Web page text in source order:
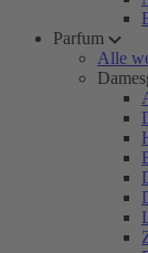
Parfum
Alle